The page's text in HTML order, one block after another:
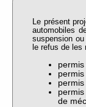
Le présent
automobiles
suspension
le refus de les
de